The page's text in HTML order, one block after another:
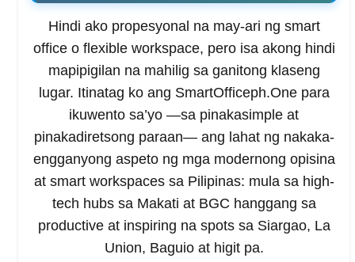
Hindi ako propesyonal na may-ari ng smart
office o flexible workspace, pero isa akong hindi
mapipigilan na mahilig sa ganitong klaseng
lugar. Itinatag ko ang SmartOfficeph.One para
ikuwento sa’yo —sa pinakasimple at
pinakadiretsong paraan— ang lahat ng nakaka-
engganyong aspeto ng mga modernong opisina
at smart workspaces sa Pilipinas: mula sa high-
tech hubs sa Makati at BGC hanggang sa
productive at inspiring na spots sa Siargao, La
Union, Baguio at higit pa.